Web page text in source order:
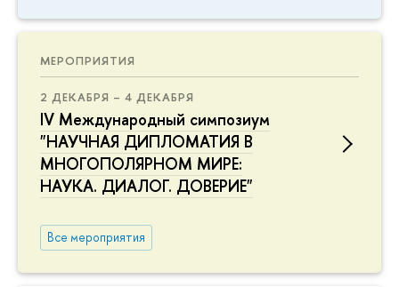
МЕРОПРИЯТИЯ
2 ДЕКАБРЯ – 4 ДЕКАБРЯ
IV Международный симпозиум
"НАУЧНАЯ ДИПЛОМАТИЯ В
МНОГОПОЛЯРНОМ МИРЕ:
НАУКА. ДИАЛОГ. ДОВЕРИЕ"
Все мероприятия